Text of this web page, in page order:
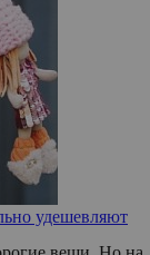
удешевляют